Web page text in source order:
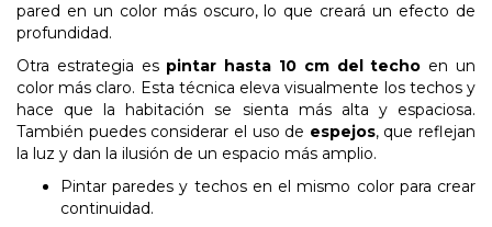
pared en un color más oscuro, lo que creará un efecto de
profundidad.
Otra estrategia es pintar hasta 10 cm del techo en un
color más claro. Esta técnica eleva visualmente los techos y
hace que la habitación se sienta más alta y espaciosa.
También puedes considerar el uso de espejos, que reflejan
la luz y dan la ilusión de un espacio más amplio.
Pintar paredes y techos en el mismo color para crear
continuidad.